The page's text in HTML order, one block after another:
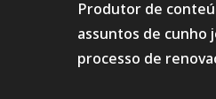
Produtor de
assuntos de cunho
processo de